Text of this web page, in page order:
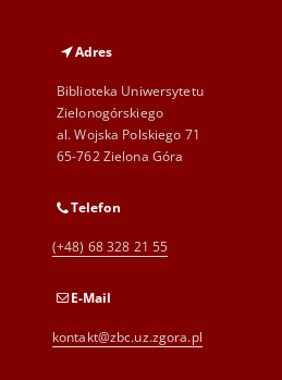
Adres
Biblioteka Uniwersytetu
Zielonogórskiego
al. Wojska Polskiego 71
65-762 Zielona Góra
Telefon
(+48) 68 328 21 55
E-Mail
kontakt@zbc.uz.zgora.pl